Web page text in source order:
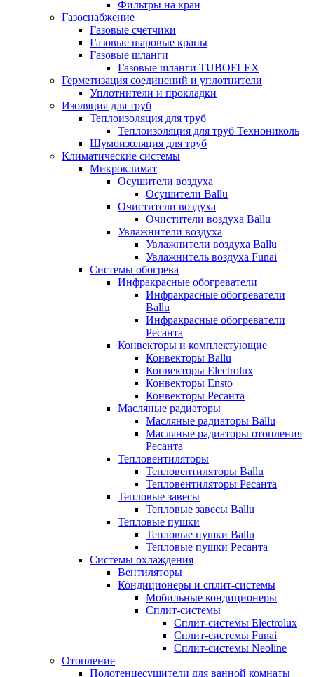
Фильтры на кран
Газоснабжение
Газовые счетчики
Газовые шаровые краны
Газовые шланги
Газовые шланги TUBOFLEX
Герметизация соединений и уплотнители
Уплотнители и прокладки
Изоляция для труб
Теплоизоляция для труб
Теплоизоляция для труб Технониколь
Шумоизоляция для труб
Климатические системы
Микроклимат
Осушители воздуха
Осушители Ballu
Очистители воздуха
Очистители воздуха Ballu
Увлажнители воздуха
Увлажнители воздуха Ballu
Увлажнитель воздуха Funai
Системы обогрева
Инфракрасные обогреватели
Инфракрасные обогреватели
Ballu
Инфракрасные обогреватели
Ресанта
Конвекторы и комплектующие
Конвекторы Ballu
Конвекторы Electrolux
Конвекторы Ensto
Конвекторы Ресанта
Масляные радиаторы
Масляные радиаторы Ballu
Масляные радиаторы отопления
Ресанта
Тепловентиляторы
Тепловентиляторы Ballu
Тепловентиляторы Ресанта
Тепловые завесы
Тепловые завесы Ballu
Тепловые пушки
Тепловые пушки Ballu
Тепловые пушки Ресанта
Системы охлаждения
Вентиляторы
Кондиционеры и сплит-системы
Мобильные кондиционеры
Сплит-системы
Сплит-системы Electrolux
Сплит-системы Funai
Сплит-системы Neoline
Отопление
Полотенцесушители для ванной комнаты